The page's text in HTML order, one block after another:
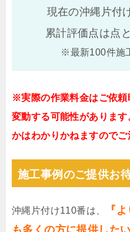
現在の沖縄片付
累計評価点は点
※最新100件施
※実際の作業料金はご依頼
変動する可能性がありま
かはわかりかねますのでご
施工事例のご提供お
沖縄片付け110番は、
『
も多くの方に提供したい